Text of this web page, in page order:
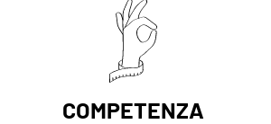
COMPETENZA